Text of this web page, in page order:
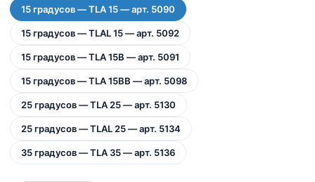
15 градусов — TLA 15 — арт. 5090
15 градусов — TLAL 15 — арт. 5092
15 градусов — TLA 15B — арт. 5091
15 градусов — TLA 15BB — арт. 5098
25 градусов — TLA 25 — арт. 5130
25 градусов — TLAL 25 — арт. 5134
35 градусов — TLA 35 — арт. 5136